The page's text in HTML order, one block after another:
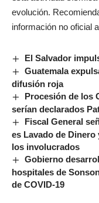
evolución.
información no oficial
El Salvador
Guatemala
difusión roja
Procesión de los
serían declarados
Fiscal General
es Lavado de
los involucrados
Gobierno
hospitales de
de COVID-19